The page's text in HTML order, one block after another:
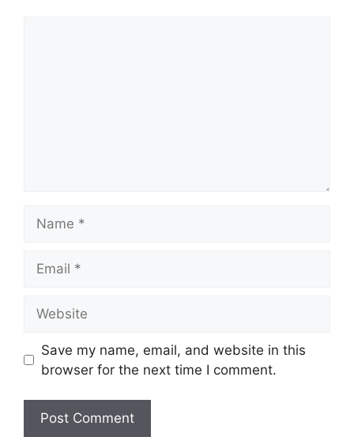
Save my name, email, and website in this
browser for the next time I comment.